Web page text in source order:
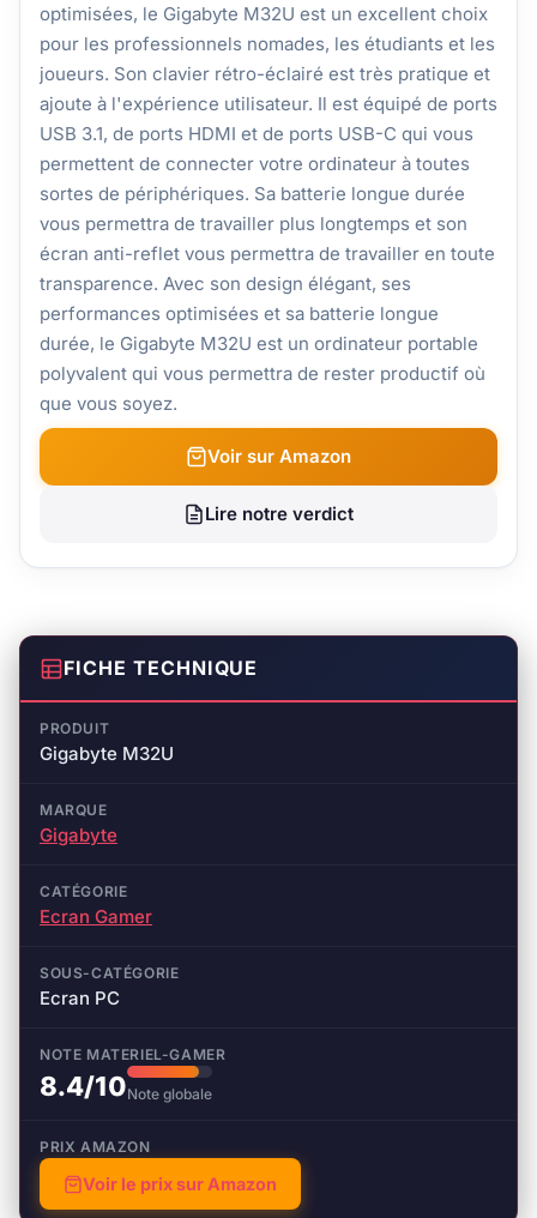
optimisées, le Gigabyte M32U est un excellent choix
pour les professionnels nomades, les étudiants et les
joueurs. Son clavier rétro-éclairé est très pratique et
ajoute à l'expérience utilisateur. Il est équipé de ports
USB 3.1, de ports HDMI et de ports USB-C qui vous
permettent de connecter votre ordinateur à toutes
sortes de périphériques. Sa batterie longue durée
vous permettra de travailler plus longtemps et son
écran anti-reflet vous permettra de travailler en toute
transparence. Avec son design élégant, ses
performances optimisées et sa batterie longue
durée, le Gigabyte M32U est un ordinateur portable
polyvalent qui vous permettra de rester productif où
que vous soyez.
Voir sur Amazon
Lire notre verdict
FICHE TECHNIQUE
PRODUIT
Gigabyte M32U
MARQUE
Gigabyte
CATÉGORIE
Ecran Gamer
SOUS-CATÉGORIE
Ecran PC
NOTE MATERIEL-GAMER
8.4/10Note globale
PRIX AMAZON
Voir le prix sur Amazon